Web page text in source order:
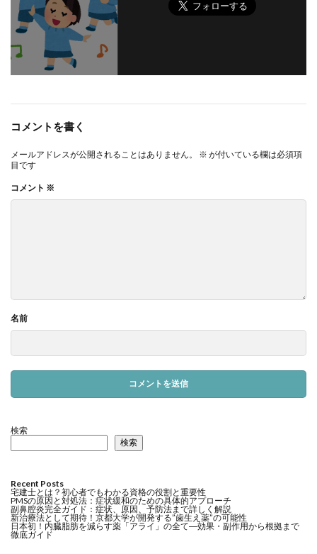
コメントを書く
メールアドレスが公開されることはありません。 ※ が付いている欄は必須項
目です
コメント ※
名前
検索
検索
Recent Posts
宅建士とは？初心者でもわかる資格の役割と重要性
PMSの原因と対処法：症状緩和のための具体的アプローチ
副鼻腔炎完全ガイド：症状、原因、予防法まで詳しく解説
新治療法として期待！京都大学が開発する”歯生え薬”の可能性
日本初！内臓脂肪を減らす薬「アライ」の全て―効果・副作用から根拠まで
徹底ガイド